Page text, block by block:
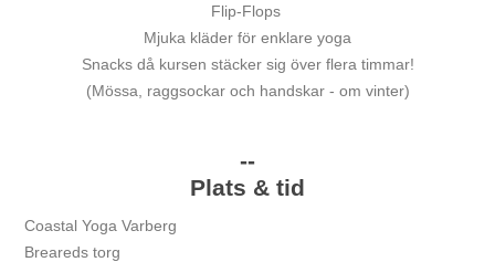
Flip-Flops
Mjuka kläder för enklare yoga
Snacks då kursen stäcker sig över flera timmar!
(Mössa, raggsockar och handskar - om vinter)
--
Plats & tid
Coastal Yoga Varberg
Breareds torg